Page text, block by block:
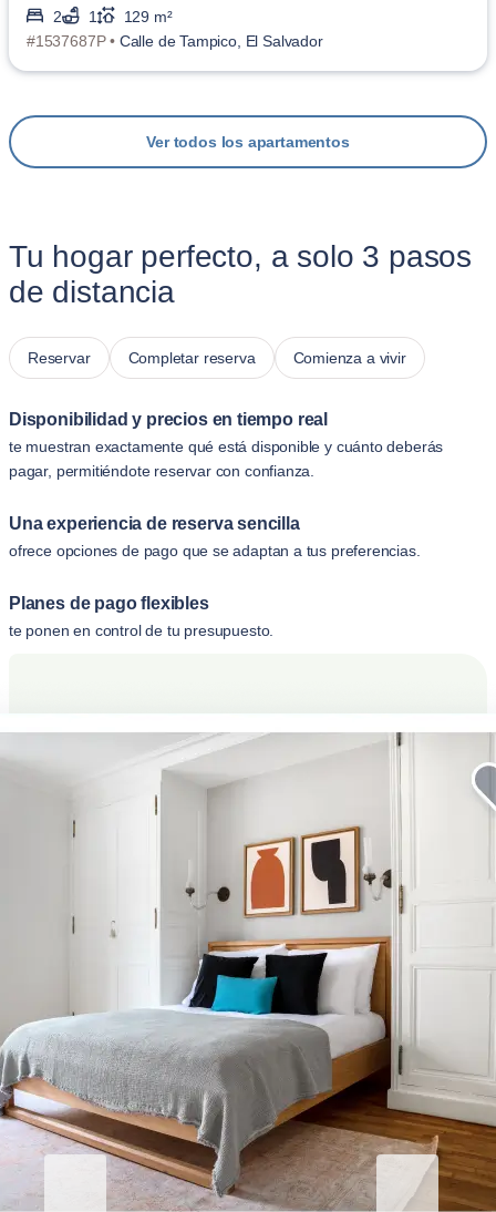
2 1
129 m²
#1537687P • Calle de Tampico, El Salvador
Ver todos los apartamentos
Tu hogar perfecto, a solo 3 pasos
de distancia
Reservar Completar reserva Comienza a vivir
Disponibilidad y precios en tiempo real
te muestran exactamente qué está disponible y cuánto deberás
pagar, permitiéndote reservar con confianza.
Una experiencia de reserva sencilla
ofrece opciones de pago que se adaptan a tus preferencias.
Planes de pago flexibles
te ponen en control de tu presupuesto.
Eleva tu estadía en San Blas